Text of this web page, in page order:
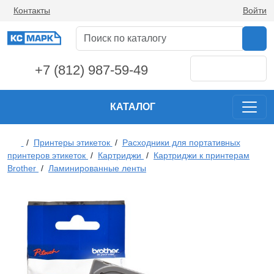
Контакты Войти
+7 (812) 987-59-49
КАТАЛОГ
/ Принтеры этикеток / Расходники для портативных
принтеров этикеток / Картриджи / Картриджи к принтерам
Brother / Ламинированные ленты